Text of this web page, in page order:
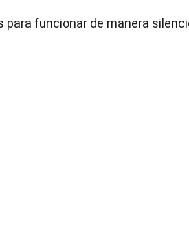
funcionar de manera